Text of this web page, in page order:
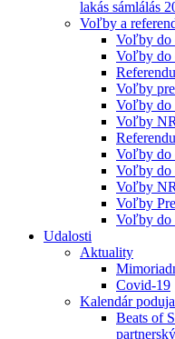
lakás sámlálás
Voľby a
Voľby do
Voľby do
Voľby
Voľby do
Voľby
Voľby do
Voľby do
Voľby
Voľby
Voľby do
Udalosti
Aktuality
Covid-19
Kalendár
Beats of